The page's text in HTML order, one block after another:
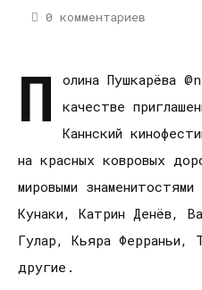
0 комментариев
П
олина Пушкарёва
качестве
Каннский
на красных ковровых
мировыми
Кунаки, Катрин Денёв,
Гулар, Кьяра Ферраньи,
другие.